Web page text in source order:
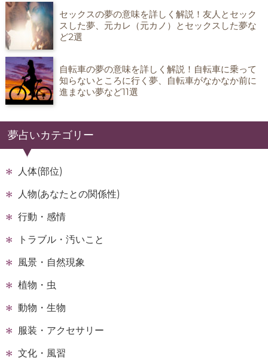
セックスの夢の意味を詳しく解説！友人とセック
スした夢、元カレ（元カノ）とセックスした夢な
ど2選
自転車の夢の意味を詳しく解説！自転車に乗って
知らないところに行く夢、自転車がなかなか前に
進まない夢など11選
夢占いカテゴリー
人体(部位)
人物(あなたとの関係性)
行動・感情
トラブル・汚いこと
風景・自然現象
植物・虫
動物・生物
服装・アクセサリー
文化・風習